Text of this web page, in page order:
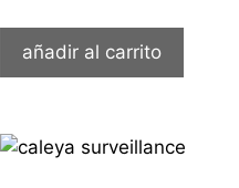
añadir al carrito